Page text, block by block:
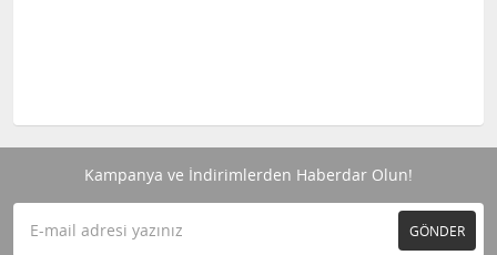
Kampanya ve İndirimlerden Haberdar Olun!
GÖNDER